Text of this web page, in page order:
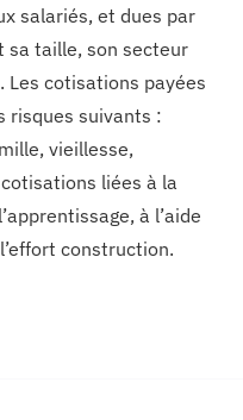
salariés, et dues par
sa taille, son secteur
Les cotisations payées
risques suivants :
vieillesse,
liées à la
à l’aide
construction.